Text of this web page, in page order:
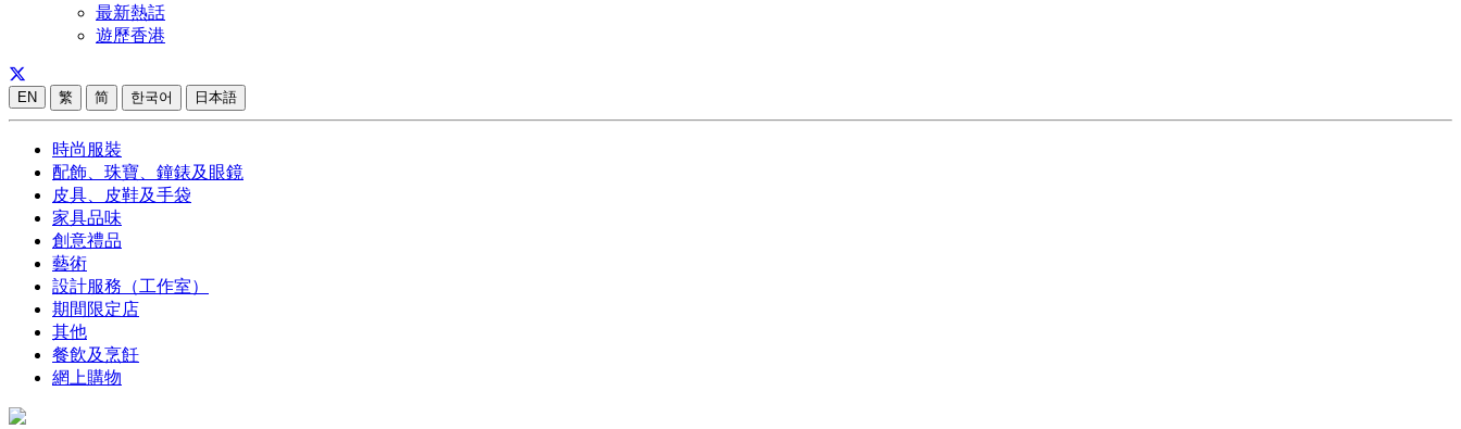
最新熱話
遊歷香港
EN 繁 简 한국어 日本語
時尚服裝
配飾、珠寶、鐘錶及眼鏡
皮具、皮鞋及手袋
家具品味
創意禮品
藝術
設計服務（工作室）
期間限定店
其他
餐飲及烹飪
網上購物